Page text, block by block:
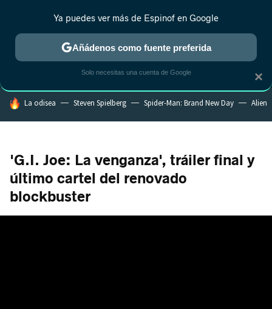
MENÚ NUEVO
ESTRENOS REALITY ANIME RANKINGS CINE
HOY SE HABLA DE
La odisea Steven Spielberg Spider-Man: Brand New Day Alien
'G.I. Joe: La venganza', tráiler final y
último cartel del renovado
blockbuster
×
Ya puedes ver más de Espinof en Google
Añádenos como fuente preferida
Solo necesitas una cuenta de Google